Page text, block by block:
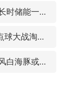
全球首个长时储能一体化产业园量产
U17国足点球大战淘汰河床晋级决赛
上海：台风白海豚或将带来龙卷风